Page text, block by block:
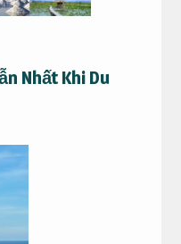
Nhất Khi Du